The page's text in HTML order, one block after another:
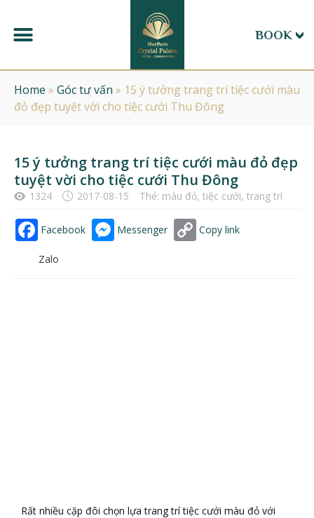
BOOK
Home » Góc tư vấn » 15 ý tưởng trang trí tiệc cưới màu
đỏ đẹp tuyệt vời cho tiệc cưới Thu Đông
15 ý tưởng trang trí tiệc cưới màu đỏ đẹp
tuyệt vời cho tiệc cưới Thu Đông
1324 2017-08-15 Thẻ: màu đỏ, tiệc cưới, trang trí
Facebook Messenger Copy link
Zalo
Rất nhiều cặp đôi chọn lựa trang trí tiệc cưới màu đỏ với